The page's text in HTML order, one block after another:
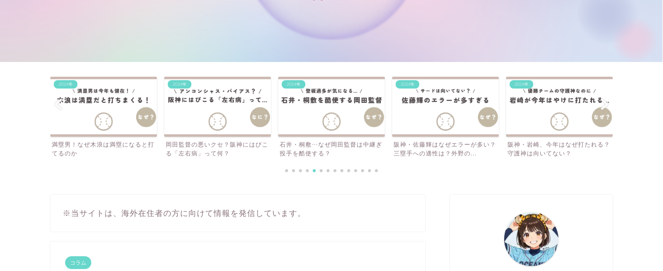
2024年
岡田監督の悪いクセ？阪神にはびこ
る「左右病」って何？
2024年
石井・桐敷…なぜ岡田監督は中継ぎ
投手を酷使する？
2024年
阪神・佐藤輝はなぜエラーが多い？
三塁手への適性は？外野の...
2024年
阪神・岩崎、今年はなぜ打たれる？
守護神は向いてない？
2024年
なぜ岡田監督の采配をマスコミは批
判しない？SNSは見てな...
※当サイトは、海外在住者の方に向けて情報を発信しています。
コラム